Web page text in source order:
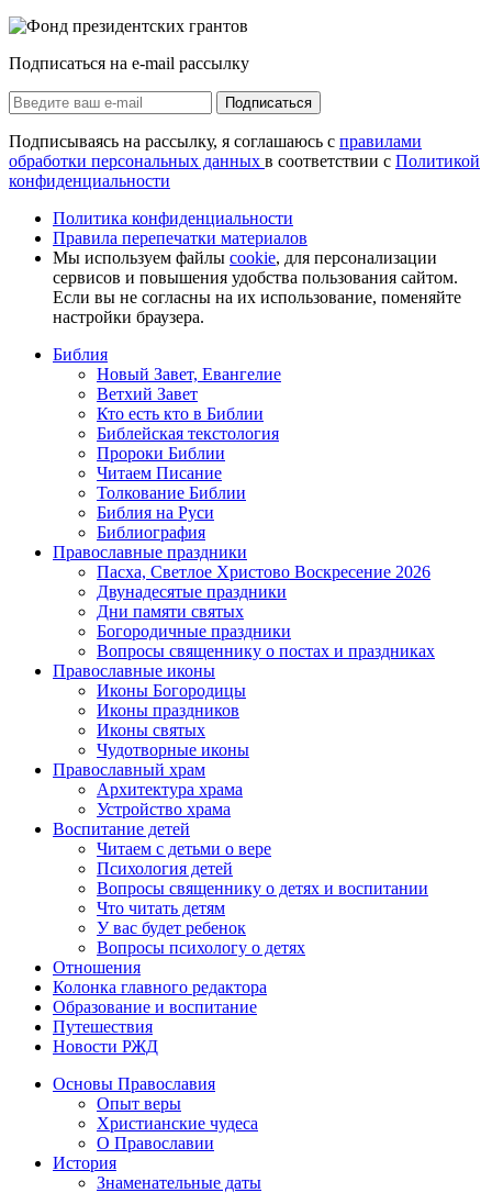
Подписаться на e-mail рассылку
Подписаться
Подписываясь на рассылку, я соглашаюсь с правилами
обработки персональных данных в соответствии с Политикой
конфиденциальности
Политика конфиденциальности
Правила перепечатки материалов
Мы используем файлы cookie, для персонализации
сервисов и повышения удобства пользования сайтом.
Если вы не согласны на их использование, поменяйте
настройки браузера.
Библия
Новый Завет, Евангелие
Ветхий Завет
Кто есть кто в Библии
Библейская текстология
Пророки Библии
Читаем Писание
Толкование Библии
Библия на Руси
Библиография
Православные праздники
Пасха, Светлое Христово Воскресение 2026
Двунадесятые праздники
Дни памяти святых
Богородичные праздники
Вопросы священнику о постах и праздниках
Православные иконы
Иконы Богородицы
Иконы праздников
Иконы святых
Чудотворные иконы
Православный храм
Архитектура храма
Устройство храма
Воспитание детей
Читаем с детьми о вере
Психология детей
Вопросы священнику о детях и воспитании
Что читать детям
У вас будет ребенок
Вопросы психологу о детях
Отношения
Колонка главного редактора
Образование и воспитание
Путешествия
Новости РЖД
Основы Православия
Опыт веры
Христианские чудеса
О Православии
История
Знаменательные даты